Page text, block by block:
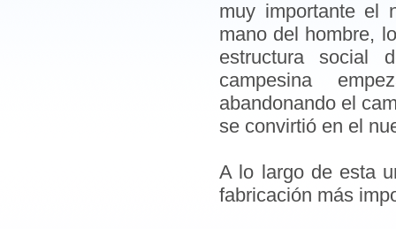
muy importante el
mano del hombre,
estructura social
campesina
abandonando el
se convirtió en el
A lo largo de esta
fabricación más